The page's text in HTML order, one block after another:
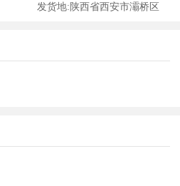
发货地:陕西省西安市灞桥区